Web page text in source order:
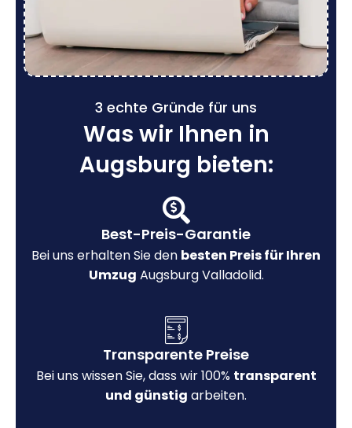
3 echte Gründe für uns
Was wir Ihnen in
Augsburg bieten:
Best-Preis-Garantie
Bei uns erhalten Sie den besten Preis für Ihren
Umzug Augsburg Valladolid.
Transparente Preise
Bei uns wissen Sie, dass wir 100% transparent
und günstig arbeiten.